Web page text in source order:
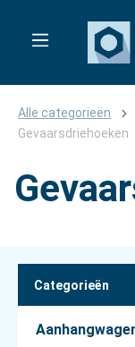
Alle categorieën
Gevaarsdriehoeken
Categorieën